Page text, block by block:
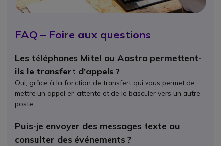
FAQ – Foire aux questions
Les téléphones Mitel ou Aastra permettent-
ils le transfert d’appels ?
Oui, grâce à la fonction de transfert qui vous permet de
mettre un appel en attente et de le basculer vers un autre
poste.
Puis-je envoyer des messages texte ou
consulter des événements ?